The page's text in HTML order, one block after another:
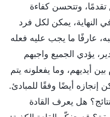
وتتحسن كفاءة
النهاية، يمكن لكل فرد
عارفًا ما يجب عليه فعله
يؤدي الجميع واجبهم
أيديهم، وما يفعلونه يتم
إنجازه أيضًا وفقًا للمبادئ.
هل يعرف القادة